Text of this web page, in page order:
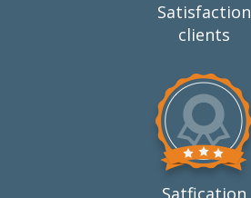
Satisfaction
clients
Satfication